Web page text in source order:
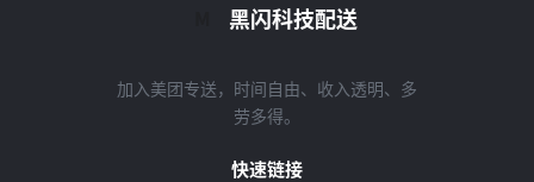
黑闪科技配送
加入美团专送，时间自由、收入透明、多
劳多得。
快速链接